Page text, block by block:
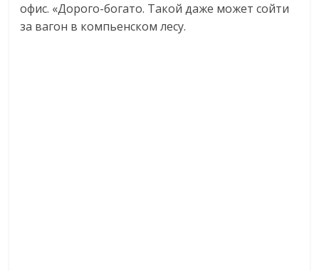
офис. «Дорого-богато. Такой даже может сойти
за вагон в компьенском лесу.